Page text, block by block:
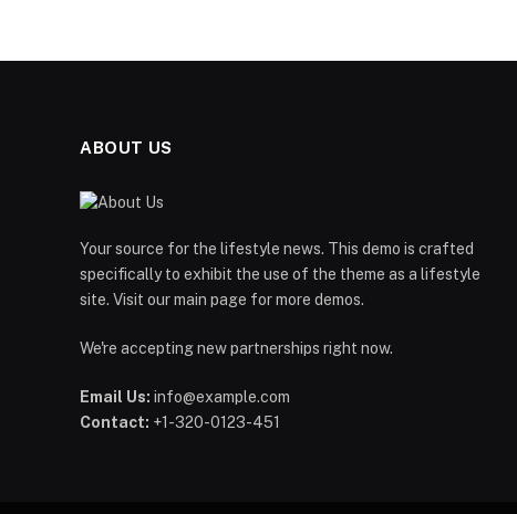
ABOUT US
Your source for the lifestyle news. This demo is crafted
specifically to exhibit the use of the theme as a lifestyle
site. Visit our main page for more demos.
We're accepting new partnerships right now.
Email Us: info@example.com
Contact: +1-320-0123-451